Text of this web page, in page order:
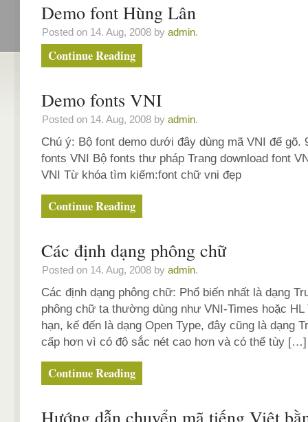
Demo font Hùng Lân
Posted on 14. Aug, 2008 by admin.
Continue Reading
Demo fonts VNI
Posted on 14. Aug, 2008 by admin.
Chú ý: Bộ font demo dưới đây dùng mã VNI để gõ.
fonts VNI Bộ fonts thư pháp Trang download font
VNI Từ khóa tìm kiếm:font chữ vni đẹp
Continue Reading
Các định dạng phông chữ
Posted on 14. Aug, 2008 by admin.
Các định dạng phông chữ: Phổ biến nhất là dạng
phông chữ ta thường dùng như VNI-Times hoặc HL
hạn, kế đến là dạng Open Type, đây cũng là dạng
cấp hơn vì có độ sắc nét cao hơn và có thể tùy […]
Continue Reading
Hướng dẫn chuyển mã tiếng Việt